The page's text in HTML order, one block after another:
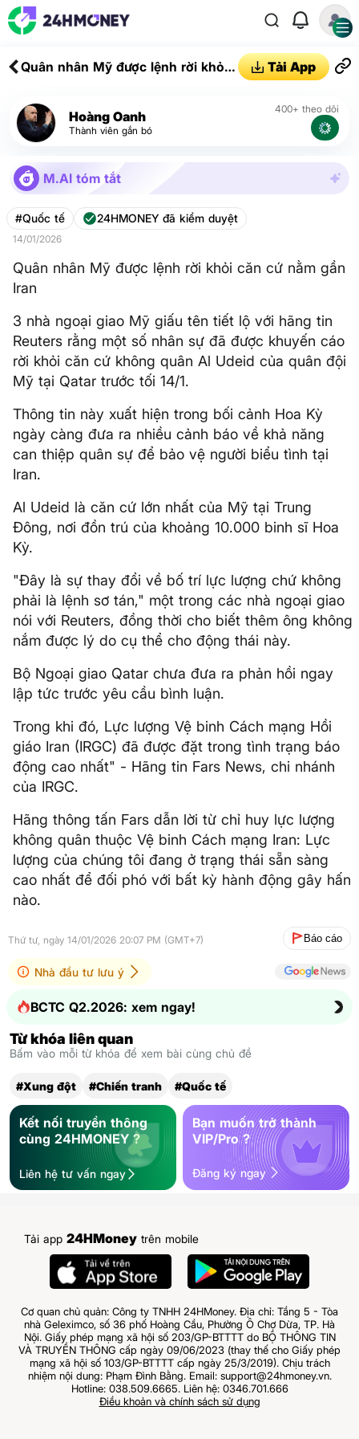
Quân nhân Mỹ được lệnh rời khỏi
Tải App
Hoàng Oanh
Thành viên gắn bó
400+ theo dõi
M.AI tóm tắt
#Quốc tế 24HMONEY đã kiểm duyệt
14/01/2026
Quân nhân Mỹ được lệnh rời khỏi căn cứ nằm gần
Iran
3 nhà ngoại giao Mỹ giấu tên tiết lộ với hãng tin
Reuters rằng một số nhân sự đã được khuyến cáo
rời khỏi căn cứ không quân Al Udeid của quân đội
Mỹ tại Qatar trước tối 14/1.
Thông tin này xuất hiện trong bối cảnh Hoa Kỳ
ngày càng đưa ra nhiều cảnh báo về khả năng
can thiệp quân sự để bảo vệ người biểu tình tại
Iran.
Al Udeid là căn cứ lớn nhất của Mỹ tại Trung
Đông, nơi đồn trú của khoảng 10.000 binh sĩ Hoa
Kỳ.
"Đây là sự thay đổi về bố trí lực lượng chứ không
phải là lệnh sơ tán," một trong các nhà ngoại giao
nói với Reuters, đồng thời cho biết thêm ông không
nắm được lý do cụ thể cho động thái này.
Bộ Ngoại giao Qatar chưa đưa ra phản hồi ngay
lập tức trước yêu cầu bình luận.
Trong khi đó, Lực lượng Vệ binh Cách mạng Hồi
giáo Iran (IRGC) đã được đặt trong tình trạng báo
động cao nhất" - Hãng tin Fars News, chi nhánh
của IRGC.
Hãng thông tấn Fars dẫn lời từ chỉ huy lực lượng
không quân thuộc Vệ binh Cách mạng Iran: Lực
lượng của chúng tôi đang ở trạng thái sẵn sàng
cao nhất để đối phó với bất kỳ hành động gây hấn
nào.
Thứ tư, ngày 14/01/2026 20:07 PM (GMT+7) Báo cáo
Nhà đầu tư lưu ý
BCTC Q2.2026: xem ngay!
Từ khóa liên quan
Bấm vào mỗi từ khóa để xem bài cùng chủ đề
#Xung đột #Chiến tranh #Quốc tế
Kết nối truyền thông
cùng 24HMONEY ?
Liên hệ tư vấn ngay
Bạn muốn trở thành
VIP/Pro ?
Đăng ký ngay
Tải app 24HMoney trên mobile
Cơ quan chủ quản: Công ty TNHH 24HMoney. Địa chỉ: Tầng 5 - Tòa
nhà Geleximco, số 36 phố Hoàng Cầu, Phường Ô Chợ Dừa, TP. Hà
Nội. Giấy phép mạng xã hội số 203/GP-BTTTT do BỘ THÔNG TIN
VÀ TRUYỀN THÔNG cấp ngày 09/06/2023 (thay thế cho Giấy phép
mạng xã hội số 103/GP-BTTTT cấp ngày 25/3/2019). Chịu trách
nhiệm nội dung: Phạm Đình Bằng. Email: support@24hmoney.vn.
Hotline: 038.509.6665. Liên hệ: 0346.701.666
Điều khoản và chính sách sử dụng